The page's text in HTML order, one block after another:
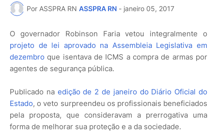
Por ASSPRA RN ASSPRA RN - janeiro 05, 2017
O governador Robinson Faria vetou integralmente o
projeto de lei aprovado na Assembleia Legislativa em
dezembro que isentava de ICMS a compra de armas por
agentes de segurança pública.
Publicado na edição de 2 de janeiro do Diário Oficial do
Estado, o veto surpreendeu os profissionais beneficiados
pela proposta, que consideravam a prerrogativa uma
forma de melhorar sua proteção e a da sociedade.